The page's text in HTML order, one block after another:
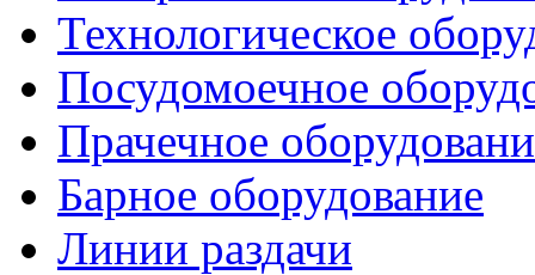
Технологическое
Посудомоечное
Прачечное
Барное оборудование
Линии раздачи